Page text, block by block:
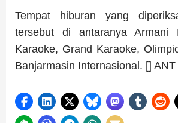
Tempat hiburan yang
tersebut di antaranya Armani
Karaoke, Grand Karaoke,
Banjarmasin Internasional. [] ANT